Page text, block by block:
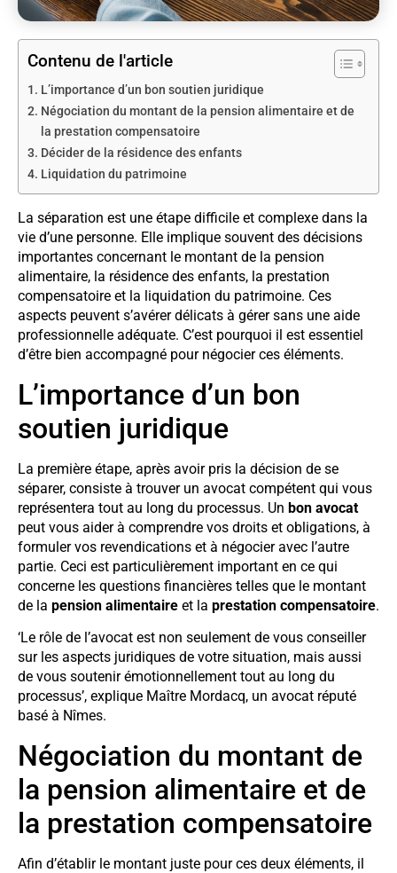
Contenu de l'article
L’importance d’un bon soutien juridique
Négociation du montant de la pension alimentaire et de
la prestation compensatoire
Décider de la résidence des enfants
Liquidation du patrimoine
La séparation est une étape difficile et complexe dans la
vie d’une personne. Elle implique souvent des décisions
importantes concernant le montant de la pension
alimentaire, la résidence des enfants, la prestation
compensatoire et la liquidation du patrimoine. Ces
aspects peuvent s’avérer délicats à gérer sans une aide
professionnelle adéquate. C’est pourquoi il est essentiel
d’être bien accompagné pour négocier ces éléments.
L’importance d’un bon
soutien juridique
La première étape, après avoir pris la décision de se
séparer, consiste à trouver un avocat compétent qui vous
représentera tout au long du processus. Un bon avocat
peut vous aider à comprendre vos droits et obligations, à
formuler vos revendications et à négocier avec l’autre
partie. Ceci est particulièrement important en ce qui
concerne les questions financières telles que le montant
de la pension alimentaire et la prestation compensatoire.
‘Le rôle de l’avocat est non seulement de vous conseiller
sur les aspects juridiques de votre situation, mais aussi
de vous soutenir émotionnellement tout au long du
processus’, explique Maître Mordacq, un avocat réputé
basé à Nîmes.
Négociation du montant de
la pension alimentaire et de
la prestation compensatoire
Afin d’établir le montant juste pour ces deux éléments, il